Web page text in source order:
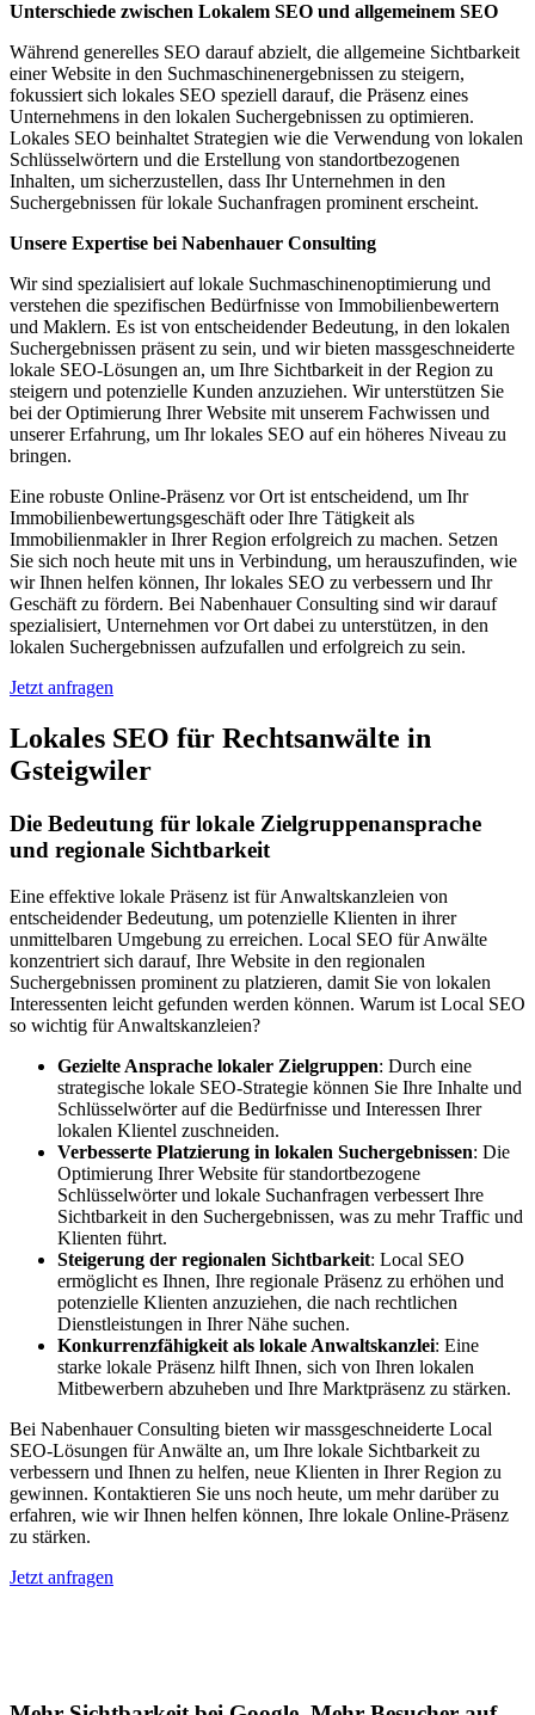
Unterschiede zwischen Lokalem SEO und allgemeinem SEO
Während generelles SEO darauf abzielt, die allgemeine Sichtbarkeit
einer Website in den Suchmaschinenergebnissen zu steigern,
fokussiert sich lokales SEO speziell darauf, die Präsenz eines
Unternehmens in den lokalen Suchergebnissen zu optimieren.
Lokales SEO beinhaltet Strategien wie die Verwendung von lokalen
Schlüsselwörtern und die Erstellung von standortbezogenen
Inhalten, um sicherzustellen, dass Ihr Unternehmen in den
Suchergebnissen für lokale Suchanfragen prominent erscheint.
Unsere Expertise bei Nabenhauer Consulting
Wir sind spezialisiert auf lokale Suchmaschinenoptimierung und
verstehen die spezifischen Bedürfnisse von Immobilienbewertern
und Maklern. Es ist von entscheidender Bedeutung, in den lokalen
Suchergebnissen präsent zu sein, und wir bieten massgeschneiderte
lokale SEO-Lösungen an, um Ihre Sichtbarkeit in der Region zu
steigern und potenzielle Kunden anzuziehen. Wir unterstützen Sie
bei der Optimierung Ihrer Website mit unserem Fachwissen und
unserer Erfahrung, um Ihr lokales SEO auf ein höheres Niveau zu
bringen.
Eine robuste Online-Präsenz vor Ort ist entscheidend, um Ihr
Immobilienbewertungsgeschäft oder Ihre Tätigkeit als
Immobilienmakler in Ihrer Region erfolgreich zu machen. Setzen
Sie sich noch heute mit uns in Verbindung, um herauszufinden, wie
wir Ihnen helfen können, Ihr lokales SEO zu verbessern und Ihr
Geschäft zu fördern. Bei Nabenhauer Consulting sind wir darauf
spezialisiert, Unternehmen vor Ort dabei zu unterstützen, in den
lokalen Suchergebnissen aufzufallen und erfolgreich zu sein.
Jetzt anfragen
Lokales SEO für Rechtsanwälte in
Gsteigwiler
Die Bedeutung für lokale Zielgruppenansprache
und regionale Sichtbarkeit
Eine effektive lokale Präsenz ist für Anwaltskanzleien von
entscheidender Bedeutung, um potenzielle Klienten in ihrer
unmittelbaren Umgebung zu erreichen. Local SEO für Anwälte
konzentriert sich darauf, Ihre Website in den regionalen
Suchergebnissen prominent zu platzieren, damit Sie von lokalen
Interessenten leicht gefunden werden können. Warum ist Local SEO
so wichtig für Anwaltskanzleien?
Gezielte Ansprache lokaler Zielgruppen: Durch eine
strategische lokale SEO-Strategie können Sie Ihre Inhalte und
Schlüsselwörter auf die Bedürfnisse und Interessen Ihrer
lokalen Klientel zuschneiden.
Verbesserte Platzierung in lokalen Suchergebnissen: Die
Optimierung Ihrer Website für standortbezogene
Schlüsselwörter und lokale Suchanfragen verbessert Ihre
Sichtbarkeit in den Suchergebnissen, was zu mehr Traffic und
Klienten führt.
Steigerung der regionalen Sichtbarkeit: Local SEO
ermöglicht es Ihnen, Ihre regionale Präsenz zu erhöhen und
potenzielle Klienten anzuziehen, die nach rechtlichen
Dienstleistungen in Ihrer Nähe suchen.
Konkurrenzfähigkeit als lokale Anwaltskanzlei: Eine
starke lokale Präsenz hilft Ihnen, sich von Ihren lokalen
Mitbewerbern abzuheben und Ihre Marktpräsenz zu stärken.
Bei Nabenhauer Consulting bieten wir massgeschneiderte Local
SEO-Lösungen für Anwälte an, um Ihre lokale Sichtbarkeit zu
verbessern und Ihnen zu helfen, neue Klienten in Ihrer Region zu
gewinnen. Kontaktieren Sie uns noch heute, um mehr darüber zu
erfahren, wie wir Ihnen helfen können, Ihre lokale Online-Präsenz
zu stärken.
Jetzt anfragen